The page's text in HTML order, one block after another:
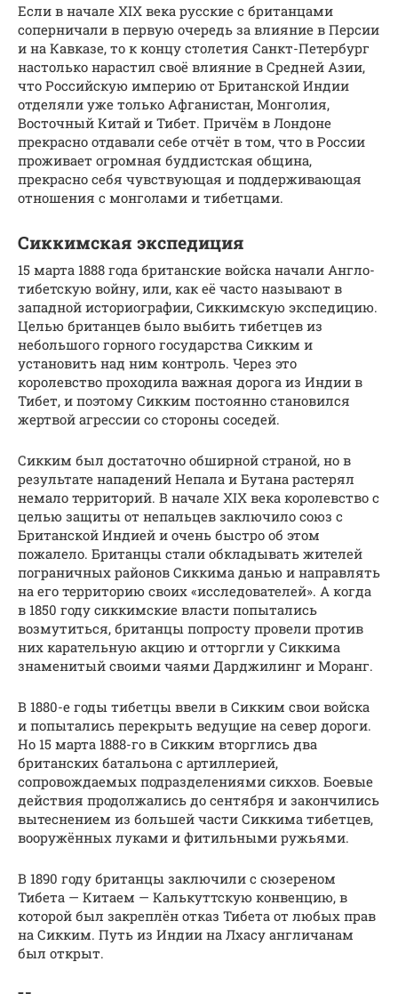
Если в начале ХIX века русские с британцами
соперничали в первую очередь за влияние в Персии
и на Кавказе, то к концу столетия Санкт-Петербург
настолько нарастил своё влияние в Средней Азии,
что Российскую империю от Британской Индии
отделяли уже только Афганистан, Монголия,
Восточный Китай и Тибет. Причём в Лондоне
прекрасно отдавали себе отчёт в том, что в России
проживает огромная буддистская община,
прекрасно себя чувствующая и поддерживающая
отношения с монголами и тибетцами.
Сиккимская экспедиция
15 марта 1888 года британские войска начали Англо-
тибетскую войну, или, как её часто называют в
западной историографии, Сиккимскую экспедицию.
Целью британцев было выбить тибетцев из
небольшого горного государства Сикким и
установить над ним контроль. Через это
королевство проходила важная дорога из Индии в
Тибет, и поэтому Сикким постоянно становился
жертвой агрессии со стороны соседей.
Сикким был достаточно обширной страной, но в
результате нападений Непала и Бутана растерял
немало территорий. В начале XIX века королевство с
целью защиты от непальцев заключило союз с
Британской Индией и очень быстро об этом
пожалело. Британцы стали обкладывать жителей
пограничных районов Сиккима данью и направлять
на его территорию своих «исследователей». А когда
в 1850 году сиккимские власти попытались
возмутиться, британцы попросту провели против
них карательную акцию и отторгли у Сиккима
знаменитый своими чаями Дарджилинг и Моранг.
В 1880-е годы тибетцы ввели в Сикким свои войска
и попытались перекрыть ведущие на север дороги.
Но 15 марта 1888-го в Сикким вторглись два
британских батальона с артиллерией,
сопровождаемых подразделениями сикхов. Боевые
действия продолжались до сентября и закончились
вытеснением из большей части Сиккима тибетцев,
вооружённых луками и фитильными ружьями.
В 1890 году британцы заключили с сюзереном
Тибета — Китаем — Калькуттскую конвенцию, в
которой был закреплён отказ Тибета от любых прав
на Сикким. Путь из Индии на Лхасу англичанам
был открыт.